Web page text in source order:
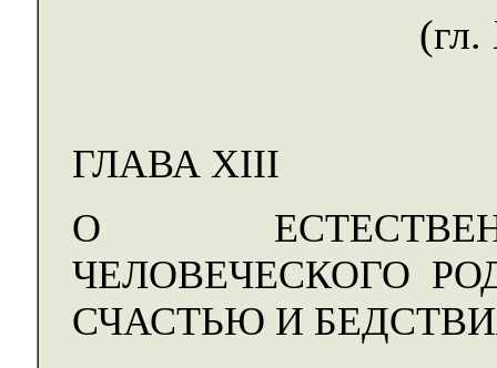
ГЛАВА XIII
О
ЧЕЛОВЕЧЕСКОГО
СЧАСТЬЮ И